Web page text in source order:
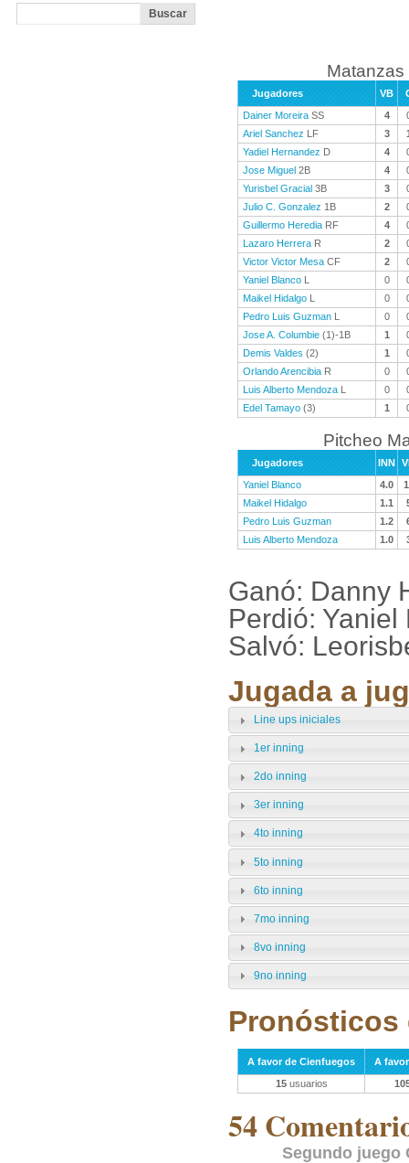
Matanzas
Jugadores VB
Dainer Moreira SS 4
Ariel Sanchez LF 3
Yadiel Hernandez D 4
Jose Miguel 2B 4
Yurisbel Gracial 3B 3
Julio C. Gonzalez 1B 2
Guillermo Heredia RF 4
Lazaro Herrera R 2
Victor Victor Mesa CF 2
Yaniel Blanco L 0
Maikel Hidalgo L 0
Pedro Luis Guzman L 0
Jose A. Columbie (1)-1B 1
Demis Valdes (2) 1
Orlando Arencibia R 0
Luis Alberto Mendoza L 0
Edel Tamayo (3) 1
Pitcheo
Jugadores INN
Yaniel Blanco
4.0
Maikel Hidalgo
1.1
Pedro Luis Guzman
1.2
Luis Alberto Mendoza
1.0
Ganó: Danny
Perdió:
Salvó:
Jugada a
Line ups iniciales
1er inning
2do inning
3er inning
4to inning
5to inning
6to inning
7mo inning
8vo inning
9no inning
Pronósticos
A favor de Cienfuegos
A
15usuarios
54
Segundo juego